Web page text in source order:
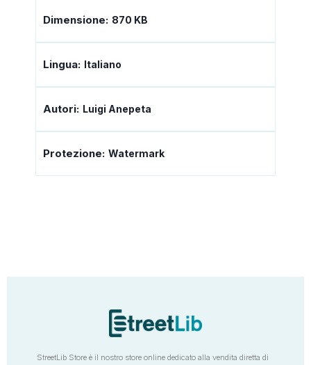
Dimensione: 870 KB
Lingua: Italiano
Autori: Luigi Anepeta
Protezione: Watermark
StreetLib Store è il nostro store online dedicato alla vendita diretta di